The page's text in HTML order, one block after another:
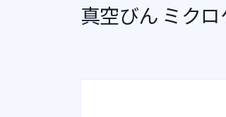
真空びん ミク